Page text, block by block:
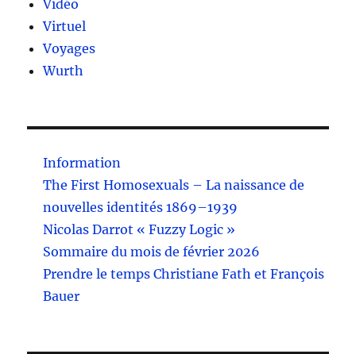
Vidéo
Virtuel
Voyages
Wurth
Information
The First Homosexuals – La naissance de
nouvelles identités 1869–1939
Nicolas Darrot « Fuzzy Logic »
Sommaire du mois de février 2026
Prendre le temps Christiane Fath et François
Bauer